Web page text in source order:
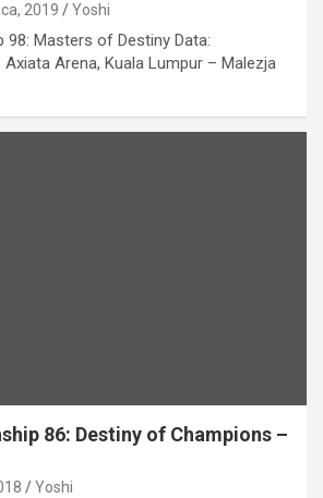
2019 Yoshi
98: Masters of Destiny Data:
Axiata Arena, Kuala Lumpur – Malezja
86: Destiny of Champions –
Yoshi